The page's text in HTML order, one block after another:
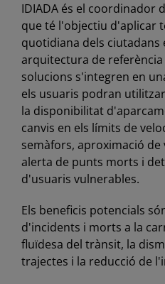
IDIADA és el coordinador
que té l'objectiu d'aplicar
quotidiana dels ciutadans
arquitectura de
solucions s'integren en
els usuaris podran
la disponibilitat
canvis en els límits de
semàfors, aproximació de
alerta de punts morts i
d'usuaris vulnerables.
Els beneficis potencials
d'incidents i morts a la
fluïdesa del trànsit, la
trajectes i la reducció de